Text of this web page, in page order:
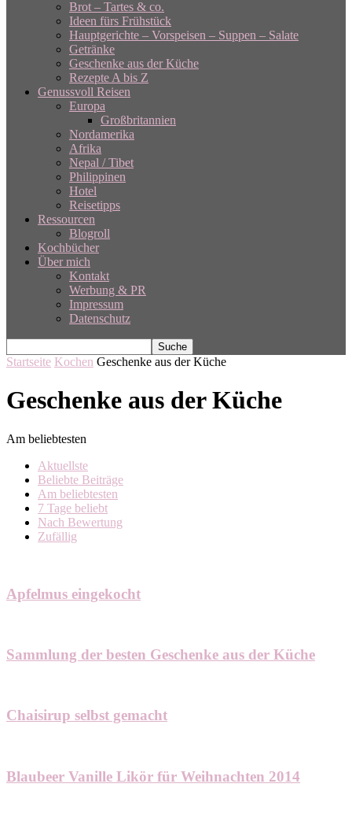
Brot – Tartes & co.
Ideen fürs Frühstück
Hauptgerichte – Vorspeisen – Suppen – Salate
Getränke
Geschenke aus der Küche
Rezepte A bis Z
Genussvoll Reisen
Europa
Großbritannien
Nordamerika
Afrika
Nepal / Tibet
Philippinen
Hotel
Reisetipps
Ressourcen
Blogroll
Kochbücher
Über mich
Kontakt
Werbung & PR
Impressum
Datenschutz
Startseite Kochen Geschenke aus der Küche
Geschenke aus der Küche
Am beliebtesten
Aktuellste
Beliebte Beiträge
Am beliebtesten
7 Tage beliebt
Nach Bewertung
Zufällig
Apfelmus eingekocht
Sammlung der besten Geschenke aus der Küche
Chaisirup selbst gemacht
Blaubeer Vanille Likör für Weihnachten 2014